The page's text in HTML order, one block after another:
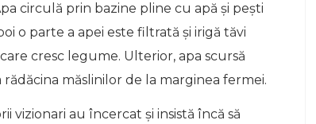
circulă prin bazine pline cu apă și pești
o parte a apei este filtrată și irigă tăvi
cresc legume. Ulterior, apa scursă
măslinilor de la marginea fermei.
vizionari au încercat și insistă încă să